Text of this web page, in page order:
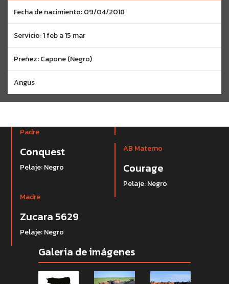
Fecha de nacimiento: 09/04/2018
Servicio: 1 feb a 15 mar
Preñez: Capone (Negro)
Angus
Padre
Conquest
Pelaje: Negro
Madre
Zucara 5629
Pelaje: Negro
AB Materno
Courage
Pelaje: Negro
Galeria de imágenes